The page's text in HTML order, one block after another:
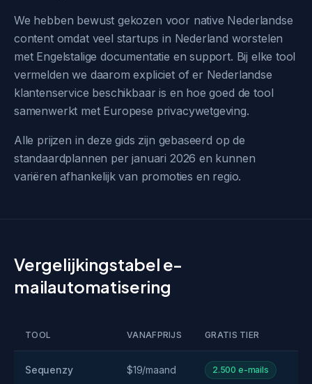
We hebben bewust gekozen voor native Nederlandse
content omdat veel startups in Nederland worstelen
met Engelstalige documentatie en support. Bij elke tool
vermelden we daarom expliciet of er Nederlandse
klantenservice beschikbaar is en hoe goed de tool
samenwerkt met Europese privacywetgeving.
Alle prijzen in deze gids zijn gebaseerd op de
standaardplannen per januari 2026 en kunnen
variëren afhankelijk van promoties en regio.
Vergelijkingstabel e-
mailautomatisering
TOOL VANAFPRIJS GRATIS TIER
Sequenzy $19/maand 2.500 e-mails